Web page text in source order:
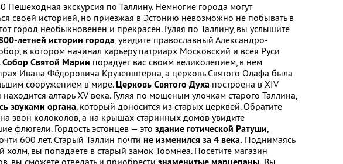
Пешеходная экскурсия по Таллину. Немногие города могут
своей историей, но приезжая в Эстонию невозможно не побывать в
город необыкновенен и прекрасен. Гуляя по Таллину, вы услышите
летней истории города, увидите православный Александро-
в котором начинал карьеру патриарх Московский и всея Руси
Собор Святой Марии порадует вас своим великолепием, в нем
Ивана Фёдоровича Крузенштерна, а церковь Святого Олафа была
сооружением в мире. Церковь Святого Духа построена в XIV
находится алтарь XV века. Гуляя по мощеным улочкам старого Таллина,
звуками органа, который доносится из старых церквей. Обратите
звон колоколов, а на крышах старинных домов увидите
флюгели. Гордость эстонцев — это здание готической Ратуши,
600 лет. Старый Таллин почти не изменился за 4 века. Поднимаясь
холм, вы попадаете в старый замок Тоомнеа. Посетите магазин
вы сможете отведать и приобрести
Вы